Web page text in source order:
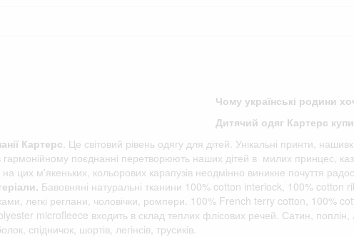
Чому українські родини
Дитячий одяг Картерс
Картерс . Це світовий рівень одягу для дітей. Унікальні принти,
поєднанні перетворюють наших дітей в милих принцес,
цих м'якеньких, кольорових карапузів неодмінно виникне почуття
Бавовняні натуральні тканини 100% cotton interlock, 100% cotton
легкі реглани, чоловічки, ромпери. 100% French terry cotton, 100%
microfleece входить в склад теплих флісових речей. Сатин,
спідничок, шортів, легінсів, трусиків.